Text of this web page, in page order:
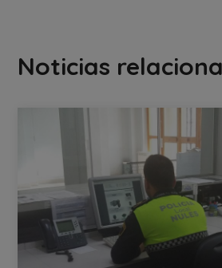
Noticias